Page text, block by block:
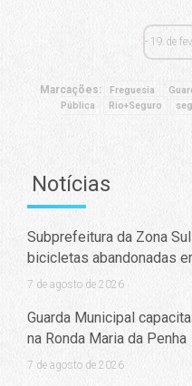
19 de
Marcações: Freguesia
Pública
Rio+Seguro
Notícias
Subprefeitura da Zona
bicicletas abandonadas
7 de agosto de 2026
Guarda Municipal
na Ronda Maria da Penha
7 de agosto de 2026